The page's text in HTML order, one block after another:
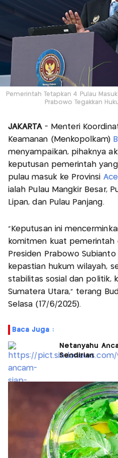
Pemerintah Tetapkan 4 Pulau
Prabowo Tegakkan
JAKARTA - Menteri
Keamanan (Menkopolkam)
menyampaikan, pihaknya
keputusan pemerintah
pulau masuk ke Provinsi
ialah Pulau Mangkir Besar,
Lipan, dan Pulau Panjang.
“Keputusan ini
komitmen kuat pemerintah
Presiden Prabowo
kepastian hukum wilayah,
stabilitas sosial dan politik,
Sumatera Utara," terang
Selasa (17/6/2025).
Baca Juga :
Netanyahu
Sendirian